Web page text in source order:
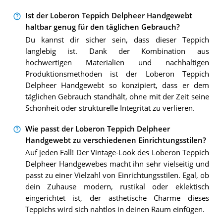
Ist der Loberon Teppich Delpheer Handgewebt
haltbar genug für den täglichen Gebrauch?
Du kannst dir sicher sein, dass dieser Teppich
langlebig ist. Dank der Kombination aus
hochwertigen Materialien und nachhaltigen
Produktionsmethoden ist der Loberon Teppich
Delpheer Handgewebt so konzipiert, dass er dem
täglichen Gebrauch standhält, ohne mit der Zeit seine
Schönheit oder strukturelle Integrität zu verlieren.
Wie passt der Loberon Teppich Delpheer
Handgewebt zu verschiedenen Einrichtungsstilen?
Auf jeden Fall! Der Vintage-Look des Loberon Teppich
Delpheer Handgewebes macht ihn sehr vielseitig und
passt zu einer Vielzahl von Einrichtungsstilen. Egal, ob
dein Zuhause modern, rustikal oder eklektisch
eingerichtet ist, der ästhetische Charme dieses
Teppichs wird sich nahtlos in deinen Raum einfügen.